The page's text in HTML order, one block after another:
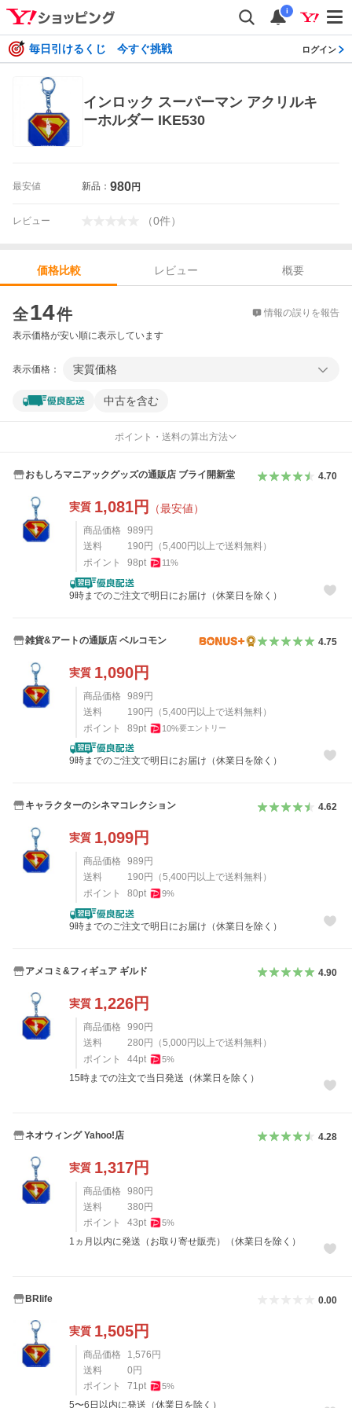
i
毎日引けるくじ 今すぐ挑戦 ログイン
インロック スーパーマン アクリルキ
ーホルダー IKE530
最安値 新品： 980円
レビュー （0件）
価格比較 レビュー
概要
全14件 情報の誤りを報告
表示価格が安い順に表示しています
表示価格： 実質価格
中古を含む
ポイント・送料の算出方法
おもしろマニアックグッズの通販店 ブライ開新堂 4.70
実質 1,081円 （最安値）
商品価格 989 円
送料
190 円 （5,400 円以上で送料無料）
ポイント
98pt 11%
9時までのご注文で明日にお届け（休業日を除く）
雑貨&アートの通販店 ベルコモン 4.75
実質 1,090円
商品価格 989円
送料
190円 （5,400円以上で送料無料）
ポイント
89pt 10%要エントリー
9時までのご注文で明日にお届け（休業日を除く）
キャラクターのシネマコレクション 4.62
実質 1,099円
商品価格 989 円
送料
190 円 （5,400 円以上で送料無料）
ポイント
80pt 9%
9時までのご注文で明日にお届け（休業日を除く）
アメコミ&フィギュア ギルド 4.90
実質 1,226円
商品価格 990円
送料
280円 （5,000円以上で送料無料）
ポイント
44pt 5%
15時までの注文で当日発送（休業日を除く）
ネオウィング Yahoo!店 4.28
実質 1,317円
商品価格 980円
送料
380円
ポイント
43pt 5%
1ヵ月以内に発送（お取り寄せ販売）（休業日を除く）
BRlife 0.00
実質 1,505円
商品価格 1,576円
送料
0円
ポイント
71 pt 5%
5〜6日以内に発送（休業日を除く）